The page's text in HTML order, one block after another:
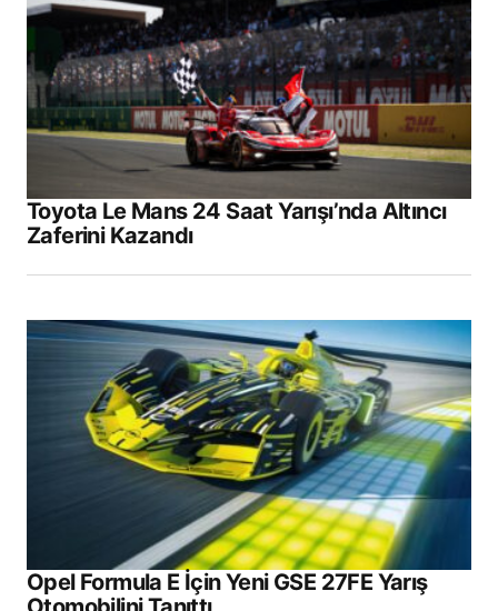
Toyota Le Mans 24 Saat Yarışı’nda Altıncı
Zaferini Kazandı
Opel Formula E İçin Yeni GSE 27FE Yarış